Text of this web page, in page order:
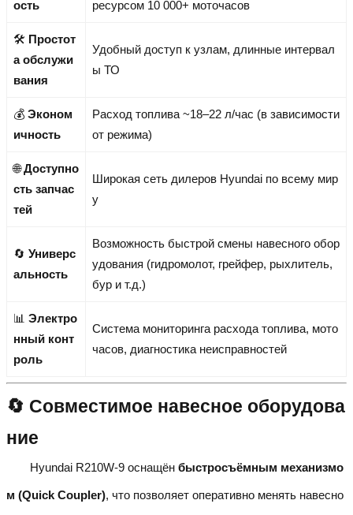
ость
ресурсом 10 000+ моточасов
🛠️ Простот
а обслужи
вания
Удобный доступ к узлам, длинные интервал
ы ТО
💰 Эконом
ичность
Расход топлива ~18–22 л/час (в зависимости
от режима)
🌐Доступно
сть запчас
тей
Широкая сеть дилеров Hyundai по всему мир
у
🔄 Универс
альность
Возможность быстрой смены навесного обор
удования (гидромолот, грейфер, рыхлитель,
бур и т.д.)
📊 Электро
нный конт
роль
Система мониторинга расхода топлива, мото
часов, диагностика неисправностей
🔄 Совместимое навесное оборудова
ние
Hyundai R210W-9 оснащён быстросъёмным механизмо
м (Quick Coupler), что позволяет оперативно менять навесно